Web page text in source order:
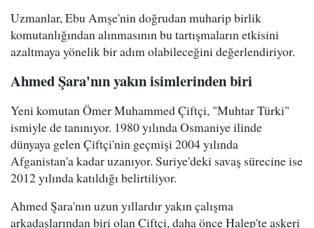
Uzmanlar, Ebu Amşe'nin doğrudan muharip birlik
komutanlığından alınmasının bu tartışmaların etkisini
azaltmaya yönelik bir adım olabileceğini değerlendiriyor.
Ahmed Şara'nın yakın isimlerinden biri
Yeni komutan Ömer Muhammed Çiftçi, "Muhtar Türki"
ismiyle de tanınıyor. 1980 yılında Osmaniye ilinde
dünyaya gelen Çiftçi'nin geçmişi 2004 yılında
Afganistan'a kadar uzanıyor. Suriye'deki savaş sürecine ise
2012 yılında katıldığı belirtiliyor.
Ahmed Şara'nın uzun yıllardır yakın çalışma
arkadaşlarından biri olan Çiftçi, daha önce Halep'te askeri